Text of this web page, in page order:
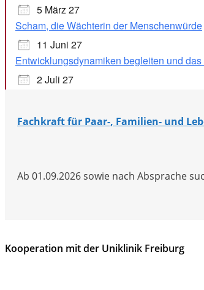
5 März 27
Scham, die Wächterin der Menschenwürde
11 Juni 27
Entwicklungsdynamiken begleiten und
2 Juli 27
Fachkraft für Paar-, Familien- und
Ab 01.09.2026 sowie nach Absprache
Kooperation mit der Uniklinik Freiburg